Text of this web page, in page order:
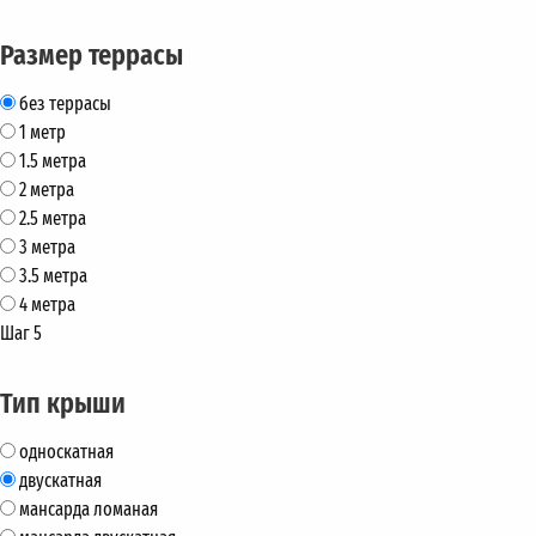
Размер террасы
без террасы
1 метр
1.5 метра
2 метра
2.5 метра
3 метра
3.5 метра
4 метра
Шаг 5
Тип крыши
односкатная
двускатная
мансарда ломаная